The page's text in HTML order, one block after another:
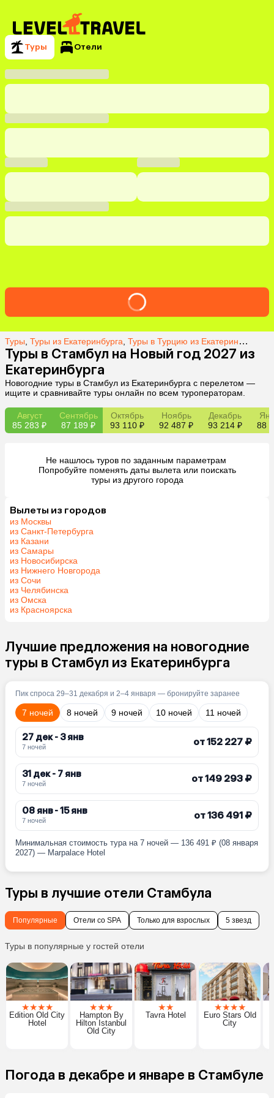
Туры Отели
Туры Туры из Екатеринбурга Туры в Турцию из Екатеринбурга
Туры в Стамбул на Новый год 2027 из
Екатеринбурга
Новогодние туры в Стамбул из Екатеринбурга с перелетом —
ищите и сравнивайте туры онлайн по всем туроператорам.
Август
85 283 ₽
Сентябрь
87 189 ₽
Октябрь
93 110 ₽
Ноябрь
92 487 ₽
Декабрь
93 214 ₽
88
Не нашлось туров по заданным параметрам
туры из другого города
Вылеты из городов
из Москвы
из Санкт-Петербурга
из Казани
из Самары
из Новосибирска
из Нижнего Новгорода
из Сочи
из Челябинска
из Омска
из Красноярска
Лучшие предложения на новогодние
туры в Стамбул из Екатеринбурга
Пик спроса 29–31 декабря и 2–4 января — бронируйте заранее
7 ночей 8 ночей 9 ночей 10 ночей 11 ночей
27 дек - 3 янв
7 ночей от 152 227 ₽
31 дек - 7 янв
7 ночей от 149 293 ₽
08 янв - 15 янв
7 ночей от 136 491 ₽
Минимальная стоимость тура на 7 ночей — 136 491 ₽ (08 января
2027) — Marpalace Hotel
Туры в лучшие отели Стамбула
Популярные Отели со SPA Только для взрослых 5 звезд
Туры в популярные у гостей отели
★★★★
Edition Old City
Hotel
★★★
Hampton By
Hilton Istanbul
Old City
★★
Tavra Hotel
★★★★
Euro Stars Old
City
Погода в декабре и январе в Стамбуле